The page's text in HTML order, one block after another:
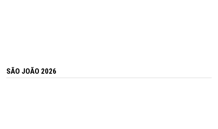
SÃO JOÃO 2026